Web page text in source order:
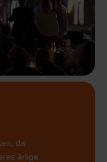
da
årlige